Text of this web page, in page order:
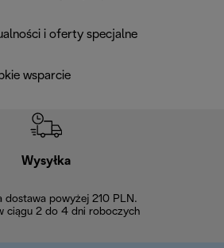
i oferty specjalne
wsparcie
Wysyłka
dostawa powyżej 210 PLN.
ciągu 2 do 4 dni roboczych